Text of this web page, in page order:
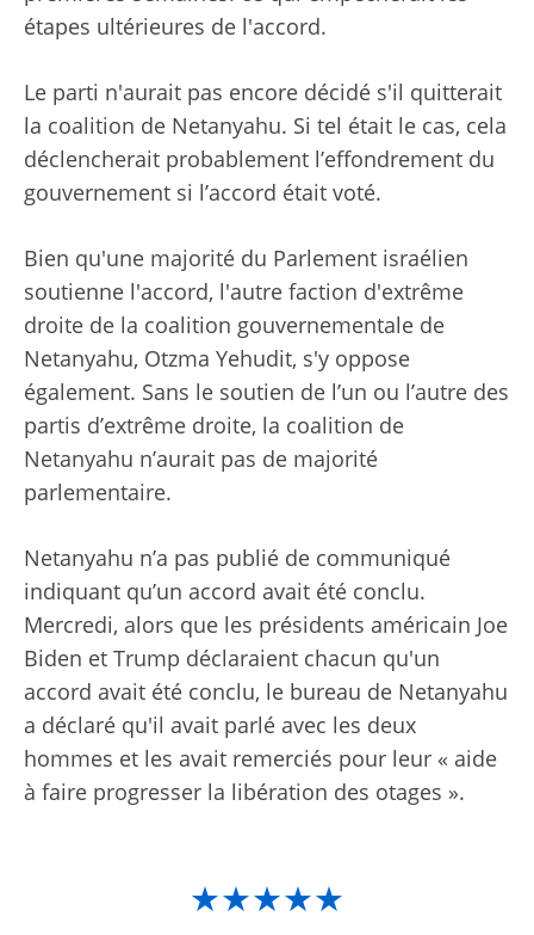
étapes ultérieures de l'accord.
Le parti n'aurait pas encore décidé s'il quitterait
la coalition de Netanyahu. Si tel était le cas, cela
déclencherait probablement l’effondrement du
gouvernement si l’accord était voté.
Bien qu'une majorité du Parlement israélien
soutienne l'accord, l'autre faction d'extrême
droite de la coalition gouvernementale de
Netanyahu, Otzma Yehudit, s'y oppose
également. Sans le soutien de l’un ou l’autre des
partis d’extrême droite, la coalition de
Netanyahu n’aurait pas de majorité
parlementaire.
Netanyahu n’a pas publié de communiqué
indiquant qu’un accord avait été conclu.
Mercredi, alors que les présidents américain Joe
Biden et Trump déclaraient chacun qu'un
accord avait été conclu, le bureau de Netanyahu
a déclaré qu'il avait parlé avec les deux
hommes et les avait remerciés pour leur « aide
à faire progresser la libération des otages ».
★★★★★